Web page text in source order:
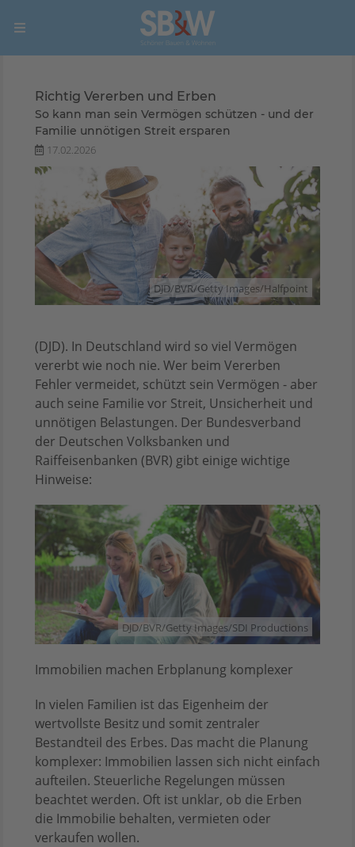
Richtig Vererben und Erben
So kann man sein Vermögen schützen - und der
Familie unnötigen Streit ersparen
17.02.2026
DJD/BVR/Getty Images/Halfpoint
(DJD). In Deutschland wird so viel Vermögen
vererbt wie noch nie. Wer beim Vererben
Fehler vermeidet, schützt sein Vermögen - aber
auch seine Familie vor Streit, Unsicherheit und
unnötigen Belastungen. Der Bundesverband
der Deutschen Volksbanken und
Raiffeisenbanken (BVR) gibt einige wichtige
Hinweise:
DJD/BVR/Getty Images/SDI Productions
Immobilien machen Erbplanung komplexer
In vielen Familien ist das Eigenheim der
wertvollste Besitz und somit zentraler
Bestandteil des Erbes. Das macht die Planung
komplexer: Immobilien lassen sich nicht einfach
aufteilen. Steuerliche Regelungen müssen
beachtet werden. Oft ist unklar, ob die Erben
die Immobilie behalten, vermieten oder
verkaufen wollen.